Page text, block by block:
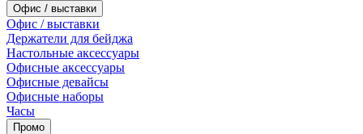
Офис / выставки
Офис / выставки
Держатели для бейджа
Настольные аксессуары
Офисные аксессуары
Офисные девайсы
Офисные наборы
Часы
Промо